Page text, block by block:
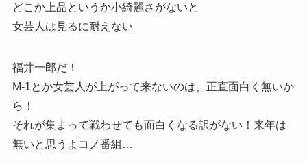
どこか上品というか小綺麗さがないと
女芸人は見るに耐えない
福井一郎だ！
M-1とか女芸人が上がって来ないのは、正直面白く無いか
ら！
それが集まって戦わせても面白くなる訳がない！来年は
無いと思うよコノ番組…